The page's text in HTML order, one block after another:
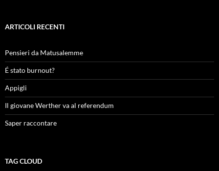
ARTICOLI RECENTI
Pensieri da Matusalemme
É stato burnout?
Appigli
Il giovane Werther va al referendum
Saper raccontare
TAG CLOUD